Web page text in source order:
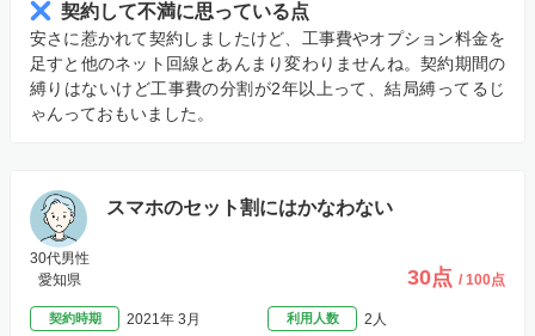
契約して不満に思っている点
安さに惹かれて契約しましたけど、工事費やオプション料金を
足すと他のネット回線とあんまり変わりませんね。契約期間の
縛りはないけど工事費の分割が2年以上って、結局縛ってるじ
ゃんっておもいました。
スマホのセット割にはかなわない
30代男性
愛知県
30点 / 100点
契約時期 2021年 3月 利用人数 2人